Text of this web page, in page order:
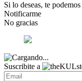
Si lo deseas, te
Notificarme
No gracias
Suscribite a